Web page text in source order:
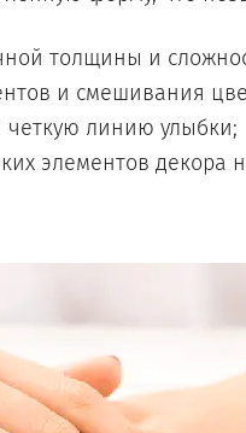
толщины и
и смешивания
четкую линию улыбки;
элементов декора